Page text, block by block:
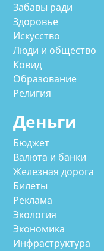
Забавы ради
Здоровье
Искусство
Люди и общество
Ковид
Образование
Религия
Деньги
Бюджет
Валюта и банки
Железная дорога
Билеты
Реклама
Экология
Экономика
Инфраструктура